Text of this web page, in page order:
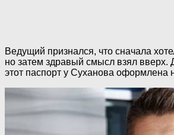
Ведущий признался, что сначала
но затем здравый смысл взял вверх.
этот паспорт у Суханова оформлена